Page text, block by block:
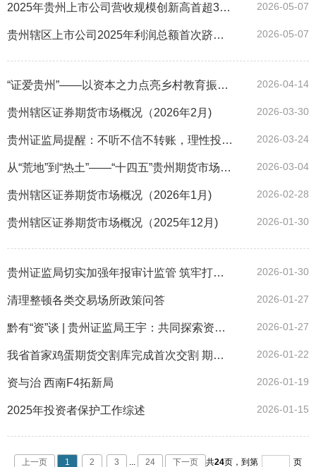
2025年贵州上市公司营收规模创新高首超3400亿元 利润规模首次排名西部第一 2026-05-07
贵州辖区上市公司2025年利润总额首次跻身西部首位 2026-05-07
“证爱贵州”——以资本之力点亮乡村教育振兴之路 2026-04-14
贵州辖区证券期货市场概况（2026年2月) 2026-03-30
贵州证监局提醒：不听不信不转账，理性投资不上当 2026-03-24
从“荒地”到“热土”——“十四五”贵州期货市场破局记 2026-03-04
贵州辖区证券期货市场概况（2026年1月) 2026-02-28
贵州辖区证券期货市场概况（2025年12月) 2026-01-30
贵州证监局切实加强年报审计监管 筑牢打假防假“审计防线” 2026-01-30
清理整顿各类交易场所政策问答 2026-01-27
黔有“资”谈 | 贵州证监局王宇：共同探索资本市场服务地方经济社会高质量发展“贵州实践” 2026-01-27
我省首家鸡蛋期货交割库完成首次交割 期货市场赋能县域经济发展跑出“加速度” 2026-01-22
资与治 西南F4拓新局 2026-01-19
2025年投资者保护工作综述 2026-01-15
上一页 1 2 3 ... 24 下一页 共24页， 到第 页